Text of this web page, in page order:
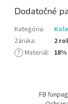
Dodatočné
Kategória:
Záruka:
2
? Materiál: 18%
FB